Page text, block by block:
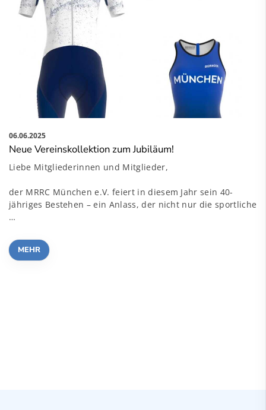
06.06.2025
Neue Vereinskollektion zum Jubiläum!
Liebe Mitgliederinnen und Mitglieder,
der MRRC München e.V. feiert in diesem Jahr sein 40-
jähriges Bestehen – ein Anlass, der nicht nur die sportliche
…
MEHR